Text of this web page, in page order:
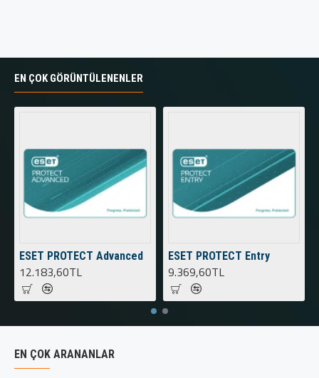
EN ÇOK GÖRÜNTÜLENENLER
ESET PROTECT Advanced
12.183,60TL
ESET PROTECT Entry
9.369,60TL
EN ÇOK ARANANLAR